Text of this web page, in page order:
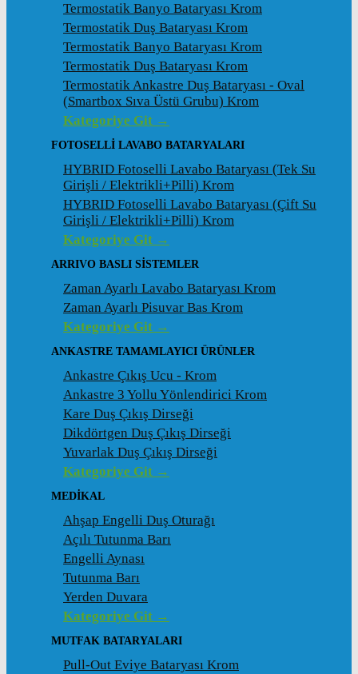
Termostatik Banyo Bataryası Krom
Termostatik Duş Bataryası Krom
Termostatik Banyo Bataryası Krom
Termostatik Duş Bataryası Krom
Termostatik Ankastre Duş Bataryası - Oval
(Smartbox Sıva Üstü Grubu) Krom
Kategoriye Git →
FOTOSELLİ LAVABO BATARYALARI
HYBRID Fotoselli Lavabo Bataryası (Tek Su
Girişli / Elektrikli+Pilli) Krom
HYBRID Fotoselli Lavabo Bataryası (Çift Su
Girişli / Elektrikli+Pilli) Krom
Kategoriye Git →
ARRIVO BASLI SİSTEMLER
Zaman Ayarlı Lavabo Bataryası Krom
Zaman Ayarlı Pisuvar Bas Krom
Kategoriye Git →
ANKASTRE TAMAMLAYICI ÜRÜNLER
Ankastre Çıkış Ucu - Krom
Ankastre 3 Yollu Yönlendirici Krom
Kare Duş Çıkış Dirseği
Dikdörtgen Duş Çıkış Dirseği
Yuvarlak Duş Çıkış Dirseği
Kategoriye Git →
MEDİKAL
Ahşap Engelli Duş Oturağı
Açılı Tutunma Barı
Engelli Aynası
Tutunma Barı
Yerden Duvara
Kategoriye Git →
MUTFAK BATARYALARI
Pull-Out Eviye Bataryası Krom